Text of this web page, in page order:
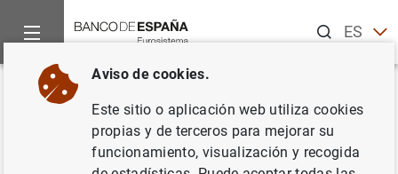
ESEN
Inicio Publicaciones
Volver
El mecanismo de transmisión de
los tipos de interés: el caso
Aviso de cookies.
Este sitio o aplicación web utiliza cookies
propias y de terceros para mejorar su
funcionamiento, visualización y recogida